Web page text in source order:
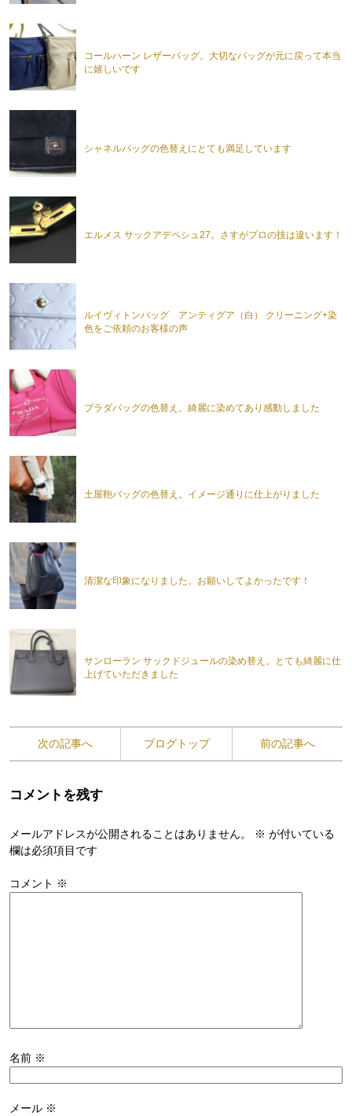
コールハーン レザーバッグ。大切なバッグが元に戻って本当
に嬉しいです
シャネルバッグの色替えにとても満足しています
エルメス サックアデペシュ27。さすがプロの技は違います！
ルイヴィトンバッグ アンティグア（白） クリーニング+染
色をご依頼のお客様の声
プラダバッグの色替え。綺麗に染めてあり感動しました
土屋鞄バッグの色替え。イメージ通りに仕上がりました
清潔な印象になりました。お願いしてよかったです！
サンローラン サックドジュールの染め替え。とても綺麗に仕
上げていただきました
次の記事へ ブログトップ 前の記事へ
コメントを残す
メールアドレスが公開されることはありません。 ※ が付いている
欄は必須項目です
コメント ※
名前 ※
メール ※